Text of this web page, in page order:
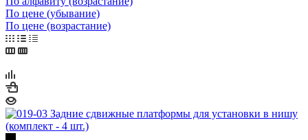
По цене (убывание)
По цене (возрастание)